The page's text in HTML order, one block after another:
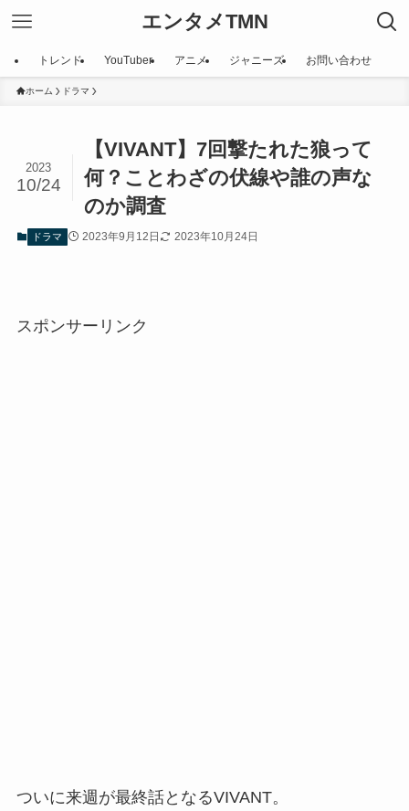
エンタメTMN
トレンド YouTuber アニメ ジャニーズ お問い合わせ
ホーム ドラマ
【VIVANT】7回撃たれた狼って
何？ことわざの伏線や誰の声な
のか調査
2023
10/24
ドラマ 2023年9月12日 2023年10月24日
スポンサーリンク
ついに来週が最終話となるVIVANT。